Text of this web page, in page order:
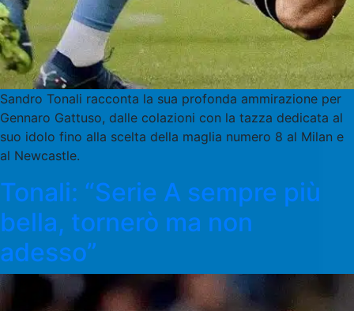
Sandro Tonali racconta la sua profonda ammirazione per
Gennaro Gattuso, dalle colazioni con la tazza dedicata al
suo idolo fino alla scelta della maglia numero 8 al Milan e
al Newcastle.
Tonali: “Serie A sempre più
bella, tornerò ma non
adesso”